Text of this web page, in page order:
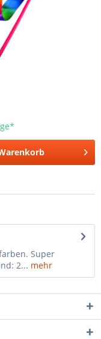
Super
2... mehr